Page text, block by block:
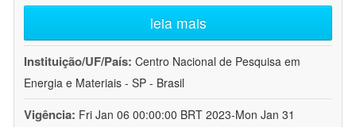
leia mais
Instituição/UF/País: Centro Nacional de Pesquisa em
Energia e Materiais - SP - Brasil
Vigência: Fri Jan 06 00:00:00 BRT 2023-Mon Jan 31